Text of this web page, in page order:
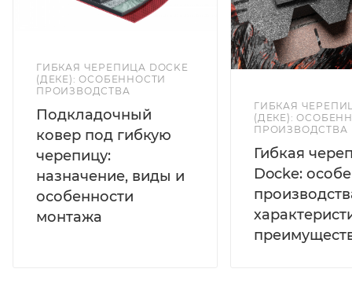
ГИБКАЯ ЧЕРЕПИЦА DOCKE
(ДЕКЕ): ОСОБЕННОСТИ
ПРОИЗВОДСТВА
Подкладочный
ковер под гибкую
черепицу:
назначение, виды и
особенности
монтажа
ГИБКАЯ
(ДЕКЕ):
ПРОИЗВОДСТВА
Гибкая
Docke: